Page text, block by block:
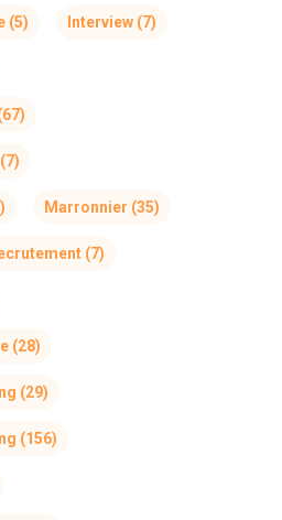
(5) Interview(7)
(7)
Marronnier (35)
(7)
(28)
(29)
(156)